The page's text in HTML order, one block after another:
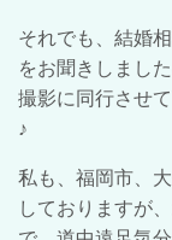
それでも、結婚
をお聞きしまし
撮影に同行させ
♪
私も、福岡市、
しておりますが